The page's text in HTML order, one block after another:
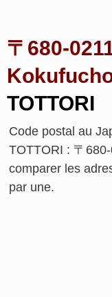
〒680-
TOTTORI
Code postal au
TOTTORI : 〒
comparer les
par une.